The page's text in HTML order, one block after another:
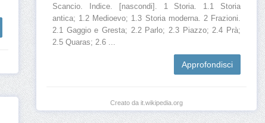
Scancio. Indice. [nascondi]. 1 Storia. 1.1 Storia
antica; 1.2 Medioevo; 1.3 Storia moderna. 2 Frazioni.
2.1 Gaggio e Gresta; 2.2 Parlo; 2.3 Piazzo; 2.4 Prà;
2.5 Quaras; 2.6 ...
Approfondisci
Creato da it.wikipedia.org